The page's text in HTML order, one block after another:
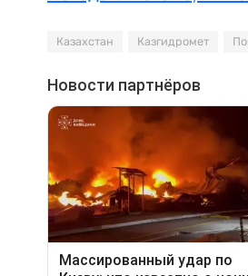
Казахстан Казгидромет